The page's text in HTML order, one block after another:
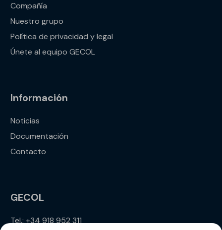
Compañía
Nuestro grupo
Política de privacidad y legal
Únete al equipo GECOL
Información
Noticias
Documentación
Contacto
GECOL
Tel.: +34 918 952 311